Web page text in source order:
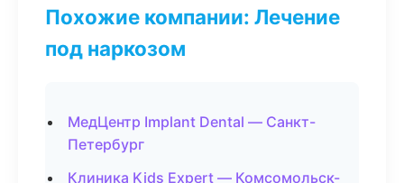
Похожие компании: Лечение
под наркозом
МедЦентр Implant Dental — Санкт-
Петербург
Клиника Kids Expert — Комсомольск-